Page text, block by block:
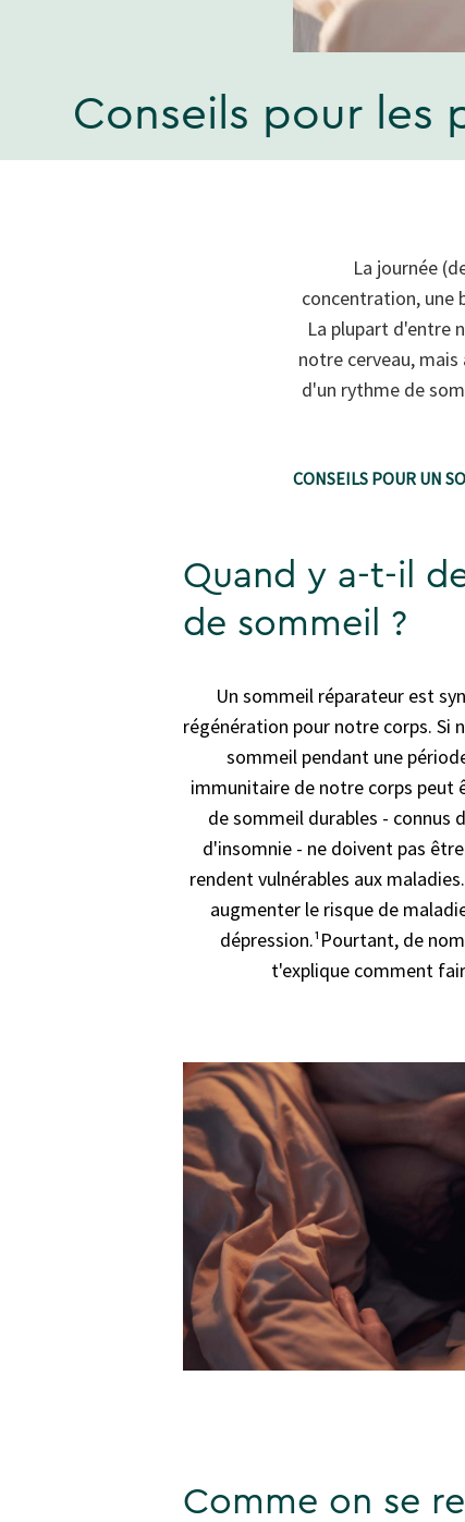
Conseils pour les
La journée
concentration, une
La plupart d'entre
notre cerveau,
d'un rythme de
CONSEILS POUR UN
Quand y a-t-il
de sommeil ?
Un sommeil réparateur est
régénération pour notre corps. Si
sommeil pendant une
immunitaire de notre corps peut
de sommeil durables - connus
d'insomnie - ne doivent pas
rendent vulnérables aux
augmenter le risque de
dépression.¹Pourtant, de
t'explique comment
Comme on se